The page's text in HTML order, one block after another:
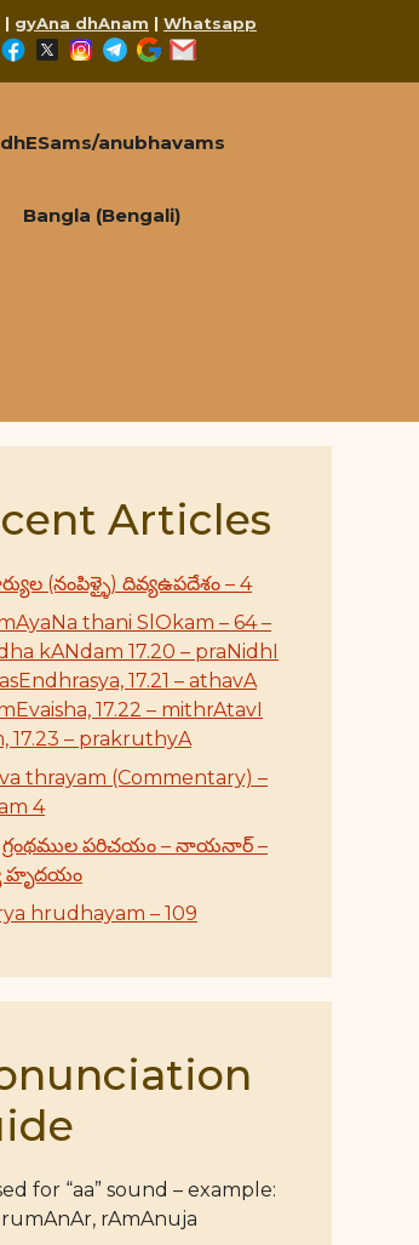
| gyAna dhAnam | Whatsapp
WhatsApp
Facebook
X Instagram
Telegram
Google
anubhavams
Bangla (Bengali)
Articles
(నంపిళ్ళై) దివ్యఉపదేశం – 4
thani SlOkam – 64 –
kANdam 17.20 – praNidhI
17.21 – athavA
17.22 – mithrAtavI
17.23 – prakruthyA
thrayam (Commentary) –
4
పరిచయం – నాయనార్ –
హృదయం
hrudhayam – 109
for “aa” sound – example:
rAmAnuja